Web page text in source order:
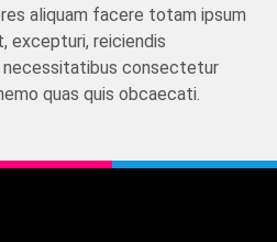
aliquam facere totam ipsum
excepturi, reiciendis
consectetur
quas quis obcaecati.